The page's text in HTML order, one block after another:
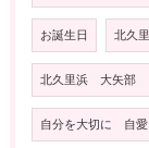
お誕生日 北久
北久里浜 大矢部
自分を大切に 自愛